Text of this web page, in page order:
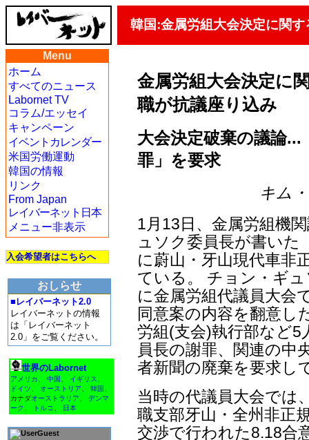
韓国:金属労組大会決定に関
Menu
ホーム
すべてのニュース
Labornet TV
コラム/エッセイ
キャンペーン
イベントカレンダー
米国労働運動
韓国の情報
リンク
From Japan
レイバーネット日本
メニュー非表示
入会希望者はこちらへ
おしらせ
■レイバーネット2.0
レイバーネットの情報
は「レイバーネット
2.0」をご覧ください。
世界のLabornet
アメリカ 中国 イギリス
ドイツ
オーストリア 韓国
カナダオーストラリア
デンマ
ーク
トルコ 日本
Guest
金属労組大会決定に
職が抗議座り込み
大会決定破棄の議論...
罪」を要求
キム
1月13日、金属労組機
ュソク委員長が書いた
に蔚山・牙山現代車非
ている。 チョン・ギ
に金属労組代議員大会
同意案の内容を翻意し
労組(支会)執行部など5
員長の謝罪、関連の中
者新聞の廃棄を要求し
当時の代議員大会では
職支部牙山・全州非正
交渉で行われた8.18合